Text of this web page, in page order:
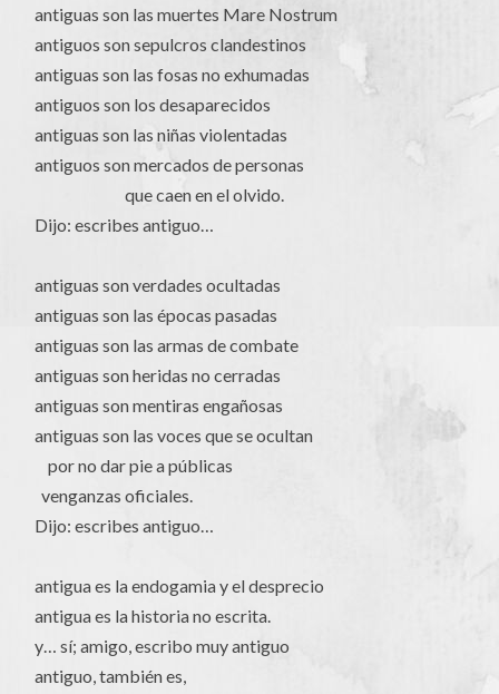
antiguas son las muertes Mare Nostrum
antiguos son sepulcros clandestinos
antiguas son las fosas no exhumadas
antiguos son los desaparecidos
antiguas son las niñas violentadas
antiguos son mercados de personas
que caen en el olvido.
Dijo: escribes antiguo…
antiguas son verdades ocultadas
antiguas son las épocas pasadas
antiguas son las armas de combate
antiguas son heridas no cerradas
antiguas son mentiras engañosas
antiguas son las voces que se ocultan
por no dar pie a públicas
venganzas oficiales.
Dijo: escribes antiguo…
antigua es la endogamia y el desprecio
antigua es la historia no escrita.
y… sí; amigo, escribo muy antiguo
antiguo, también es,